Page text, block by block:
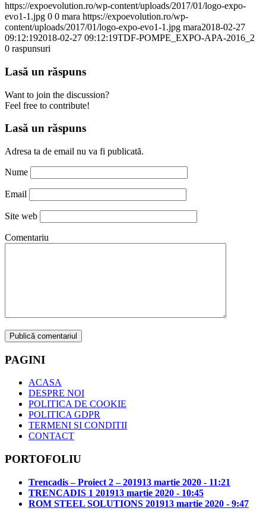
https://expoevolution.ro/wp-content/uploads/2017/01/logo-expo-
evo1-1.jpg 0 0 mara https://expoevolution.ro/wp-
content/uploads/2017/01/logo-expo-evo1-1.jpg mara2018-02-27
09:12:192018-02-27 09:12:19TDF-POMPE_EXPO-APA-2016_2
0 raspunsuri
Lasă un răspuns
Want to join the discussion?
Feel free to contribute!
Lasă un răspuns
Adresa ta de email nu va fi publicată.
Nume
Email
Site web
Comentariu
PAGINI
ACASA
DESPRE NOI
POLITICA DE COOKIE
POLITICA GDPR
TERMENI SI CONDITII
CONTACT
PORTOFOLIU
Trencadis – Proiect 2 – 201913 martie 2020 - 11:21
TRENCADIS 1 201913 martie 2020 - 10:45
ROM STEEL SOLUTIONS 201913 martie 2020 - 9:47